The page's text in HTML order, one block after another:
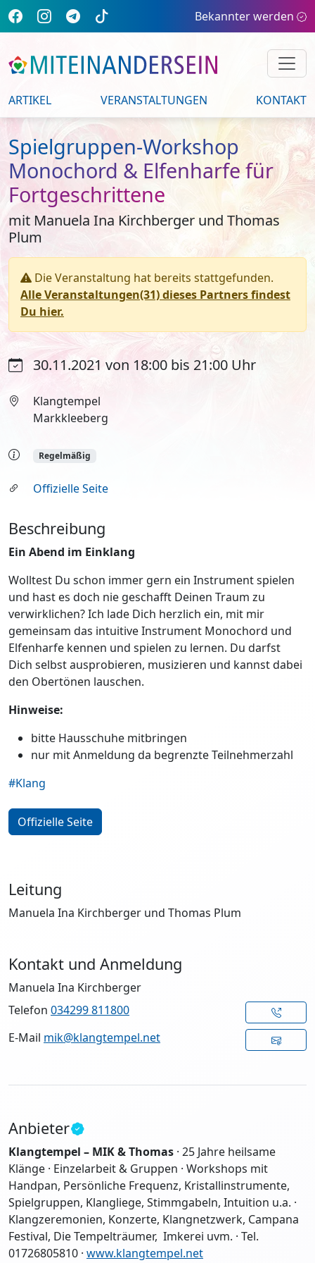
Bekannter werden
ARTIKEL VERANSTALTUNGEN KONTAKT
Spielgruppen-Workshop
Monochord & Elfenharfe für
Fortgeschrittene
mit Manuela Ina Kirchberger und Thomas
Plum
Die Veranstaltung hat bereits stattgefunden.
Alle Veranstaltungen(31) dieses Partners findest
Du hier.
30.11.2021 von 18:00 bis 21:00 Uhr
Klangtempel
Markkleeberg
Regelmäßig
Offizielle Seite
Beschreibung
Ein Abend im Einklang
Wolltest Du schon immer gern ein Instrument spielen
und hast es doch nie geschafft Deinen Traum zu
verwirklichen? Ich lade Dich herzlich ein, mit mir
gemeinsam das intuitive Instrument Monochord und
Elfenharfe kennen und spielen zu lernen. Du darfst
Dich selbst ausprobieren, musizieren und kannst dabei
den Obertönen lauschen.
Hinweise:
bitte Hausschuhe mitbringen
nur mit Anmeldung da begrenzte Teilnehmerzahl
#Klang
Offizielle Seite
Leitung
Manuela Ina Kirchberger und Thomas Plum
Kontakt und Anmeldung
Manuela Ina Kirchberger
Telefon 034299 811800
E-Mail mik@klangtempel.net
Anbieter
Klangtempel – MIK & Thomas · 25 Jahre heilsame
Klänge · Einzelarbeit & Gruppen · Workshops mit
Handpan, Persönliche Frequenz, Kristallinstrumente,
Spielgruppen, Klangliege, Stimmgabeln, Intuition u.a. ·
Klangzeremonien, Konzerte, Klangnetzwerk, Campana
Festival, Die Tempelträumer, Imkerei uvm. · Tel.
01726805810 · www.klangtempel.net